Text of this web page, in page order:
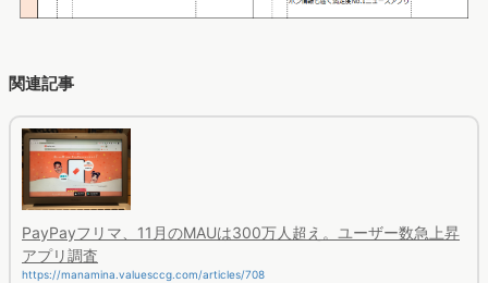
関連記事
PayPayフリマ、11月のMAUは300万人超え。ユーザー数急上昇
アプリ調査
https://manamina.valuesccg.com/articles/708